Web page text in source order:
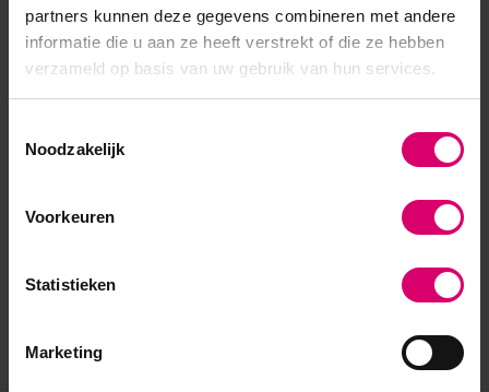
partners kunnen deze gegevens combineren met andere
informatie die u aan ze heeft verstrekt of die ze hebben
verzameld op basis van uw gebruik van hun services.
Noodzakelijk
Voorkeuren
Statistieken
Marketing